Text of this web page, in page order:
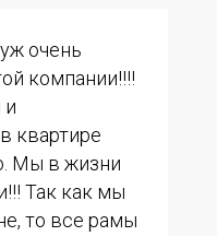
очень
компании!!!!
и
квартире
Мы в жизни
Так как мы
то все рамы